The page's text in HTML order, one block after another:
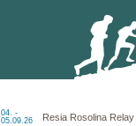
04. -
05.09.26
Resia Rosolina Relay